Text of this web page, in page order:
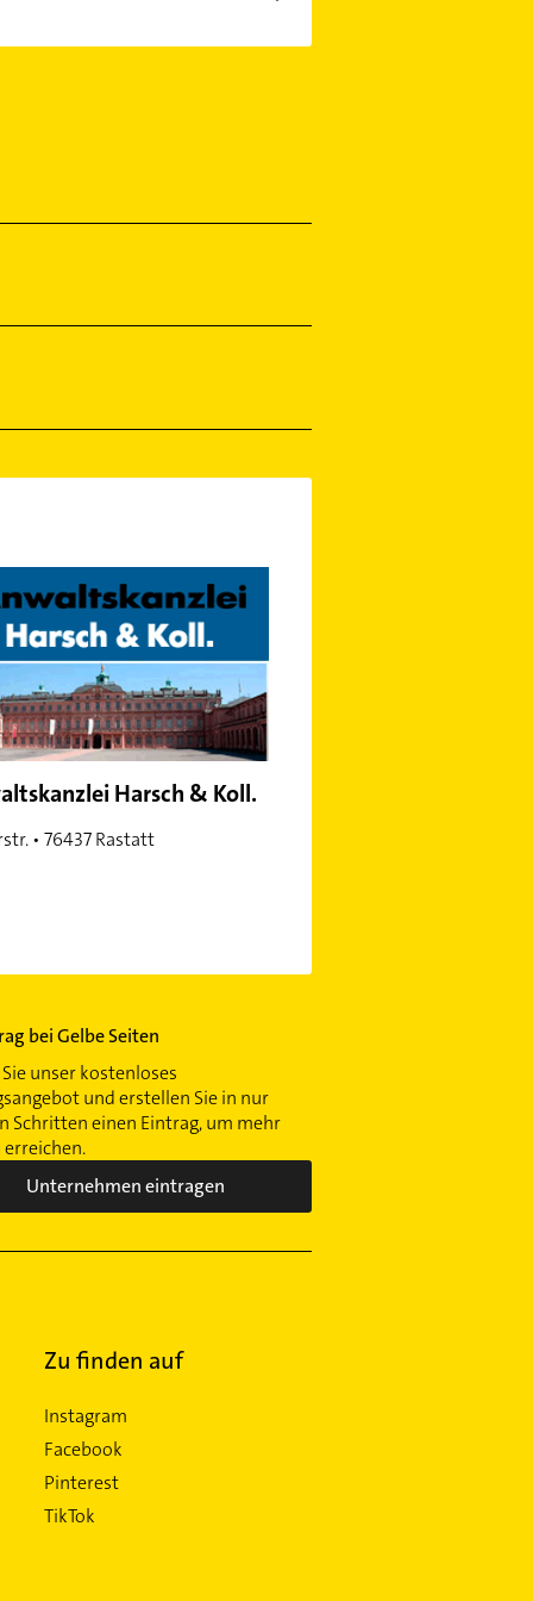
Harsch & Koll.
• 76437 Rastatt
bei Gelbe Seiten
unser kostenloses
und erstellen Sie in nur
Schritten einen Eintrag, um mehr
erreichen.
Unternehmen eintragen
Zu finden auf
Instagram
Facebook
Pinterest
TikTok